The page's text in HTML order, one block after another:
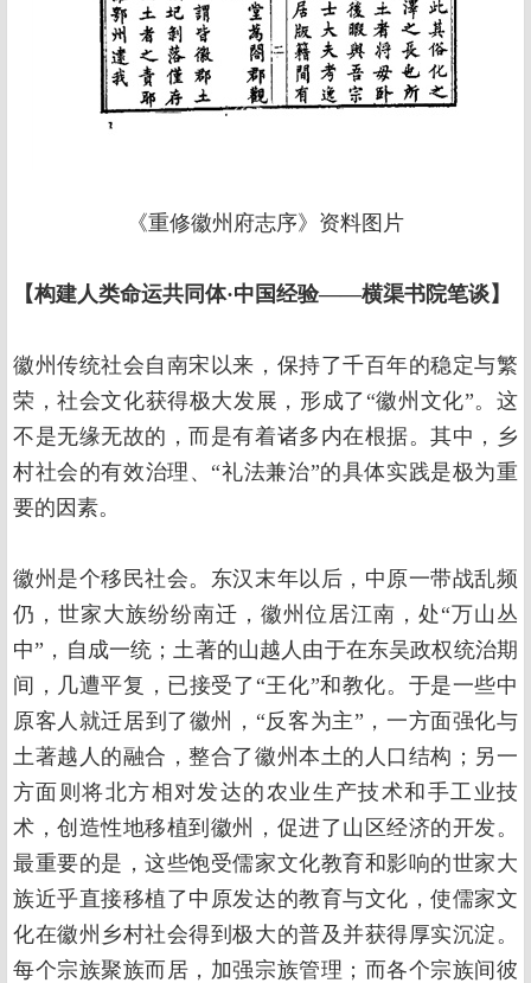
《重修徽州府志序》资料图片
【构建人类命运共同体·中国经验——横渠书院笔谈】
徽州传统社会自南宋以来，保持了千百年的稳定与繁
荣，社会文化获得极大发展，形成了“徽州文化”。这
不是无缘无故的，而是有着诸多内在根据。其中，乡
村社会的有效治理、“礼法兼治”的具体实践是极为重
要的因素。
徽州是个移民社会。东汉末年以后，中原一带战乱频
仍，世家大族纷纷南迁，徽州位居江南，处“万山丛
中”，自成一统；土著的山越人由于在东吴政权统治期
间，几遭平复，已接受了“王化”和教化。于是一些中
原客人就迁居到了徽州，“反客为主”，一方面强化与
土著越人的融合，整合了徽州本土的人口结构；另一
方面则将北方相对发达的农业生产技术和手工业技
术，创造性地移植到徽州，促进了山区经济的开发。
最重要的是，这些饱受儒家文化教育和影响的世家大
族近乎直接移植了中原发达的教育与文化，使儒家文
化在徽州乡村社会得到极大的普及并获得厚实沉淀。
每个宗族聚族而居，加强宗族管理；而各个宗族间彼